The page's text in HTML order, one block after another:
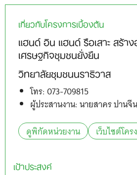
เกี่ยวกับโครงการเบื้องต้น
แฮนด์ อิน แฮนด์ รือเสาะ สร้า
เศรษฐกิจชุมชนยั่งยืน
วิทยาลัยชุมชนนราธิวาส
โทร: 073-709815
ผู้ประสานงาน: นายสาคร ปานจีน
ดูพิกัดหน่วยงาน
เว็บไซต์โคร
เป้าประสงค์